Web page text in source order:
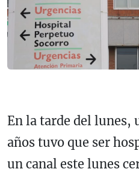
En la tarde del lunes,
años tuvo que ser
un canal este lunes